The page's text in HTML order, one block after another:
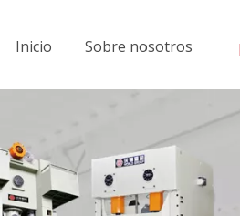
Inicio Sobre nosotros